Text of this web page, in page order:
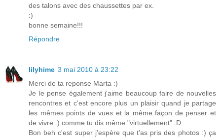
des talons avec des chaussettes par ex.
:)
bonne semaine!!!
Répondre
lilyhime 3 mai 2010 à 23:22
Merci de ta reponse Marta :)
Je le pense également j'aime beaucoup faire de nouvelles
rencontres et c'est encore plus un plaisir quand je partage
les mêmes points de vues et la même façon de penser et
de vivre :) comme tu dis même "virtuellement" :D
Bon beh c'est super j'espère que t'as pris des photos :) ça